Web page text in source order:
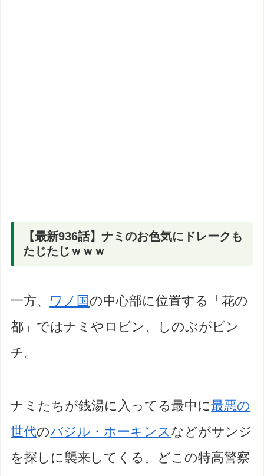
【最新936話】ナミのお色気にドレークも
たじたじｗｗｗ
一方、 ワノ国の中心部に位置する「花の
都」ではナミやロビン、しのぶがピン
チ。
ナミたちが銭湯に入ってる最中に最悪の
世代のバジル・ホーキンス などがサンジ
を探しに襲来してくる。どこの特高警察